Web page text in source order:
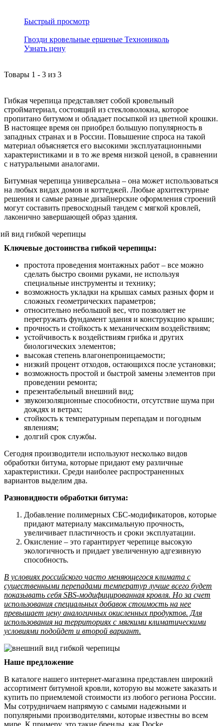
Быстрый просмотр
Гвозди кровельные ершеные Технониколь
Узнать цену
Товары 1 - 3 из 3
Гибкая черепица представляет собой кровельный
стройматериал, состоящий из стекловолокна, которое
пропитано битумом и обладает посыпкой из цветной крошки.
В настоящее время он приобрел большую популярность в
западных странах и в России. Повышение спроса на такой
материал объясняется его высокими эксплуатационными
характеристиками и в то же время низкой ценой, в сравнении
с натуральными аналогами.
Битумная черепица универсальна – она может использоваться
на любых видах домов и коттеджей. Любые архитектурные
решения и самые разные дизайнерские оформления строений
могут составить превосходный тандем с мягкой кровлей,
лаконично завершающей образ здания.
Ключевые достоинства гибкой черепицы:
простота проведения монтажных работ – все можно
сделать быстро своими руками, не используя
специальные инструменты и технику;
возможность укладки на крышах самых разных форм и
сложных геометрических параметров;
относительно небольшой вес, что позволяет не
перегружать фундамент здания и конструкцию крыши;
прочность и стойкость к механическим воздействиям;
устойчивость к воздействиям грибка и других
биологических элементов;
высокая степень влагонепроницаемости;
низкий процент отходов, остающихся после установки;
возможность простой и быстрой замены элементов при
проведении ремонта;
презентабельный внешний вид;
звукоизоляционные способности, отсутствие шума при
дождях и ветрах;
стойкость к температурным перепадам и погодным
явлениям;
долгий срок службы.
Сегодня производители используют несколько видов
обработки битума, которые придают ему различные
характеристики. Среди наиболее распространенных
вариантов выделим два.
Разновидности обработки битума:
Добавление полимерных СБС-модификаторов, которые
придают материалу максимальную прочность,
увеличивает пластичность и сроки эксплуатации.
Окисление – это гарантирует черепице высокую
экологичность и придает увеличенную адгезивную
способность.
В условиях российского часто меняющегося климата с
существенными перепадами температур лучше всего будет
показывать себя SBS-модифицированная кровля. Но за счет
использования специальных добавок стоимость на нее
превышает цену аналогичных окисленных продуктов. Для
использования на территориях с мягкими климатическими
условиями подойдет и второй вариант.
Наше предложение
В каталоге нашего интернет-магазина представлен широкий
ассортимент битумной кровли, которую вы можете заказать и
купить по приемлемой стоимости из любого региона России.
Мы сотрудничаем напрямую с самыми надежными и
популярными производителями, которые известны во всем
мире. К примеру, это такие бренды, как Docke,